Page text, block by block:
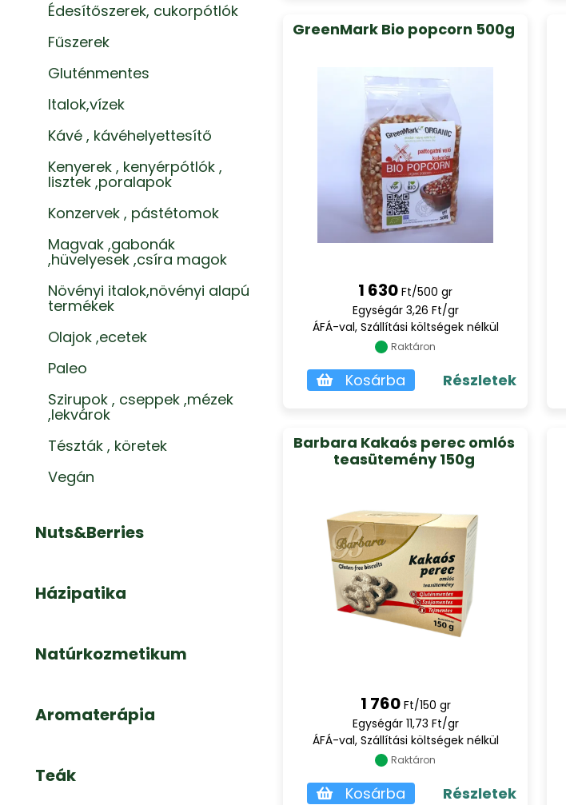
Édesítőszerek, cukorpótlók
Fűszerek
Gluténmentes
Italok,vízek
Kávé , kávéhelyettesítő
Kenyerek , kenyérpótlók ,
lisztek ,poralapok
Konzervek , pástétomok
Magvak ,gabonák
,hüvelyesek ,csíra magok
Növényi italok,növényi alapú
termékek
Olajok ,ecetek
Paleo
Szirupok , cseppek ,mézek
,lekvárok
Tészták , köretek
Vegán
Nuts&Berries
Házipatika
Natúrkozmetikum
Aromaterápia
Teák
GreenMark Bio popcorn 500g
1 630 Ft/500 gr
Egységár 3,26 Ft/gr
ÁFÁ-val, Szállítási költségek nélkül
Raktáron
Kosárba Részletek
Barbara Kakaós perec omlós
teasütemény 150g
1 760 Ft/150 gr
Egységár 11,73 Ft/gr
ÁFÁ-val, Szállítási költségek nélkül
Raktáron
Kosárba Részletek